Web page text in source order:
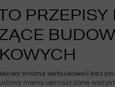
PRZEPISY
można wybudować bez
mamy uproszczone